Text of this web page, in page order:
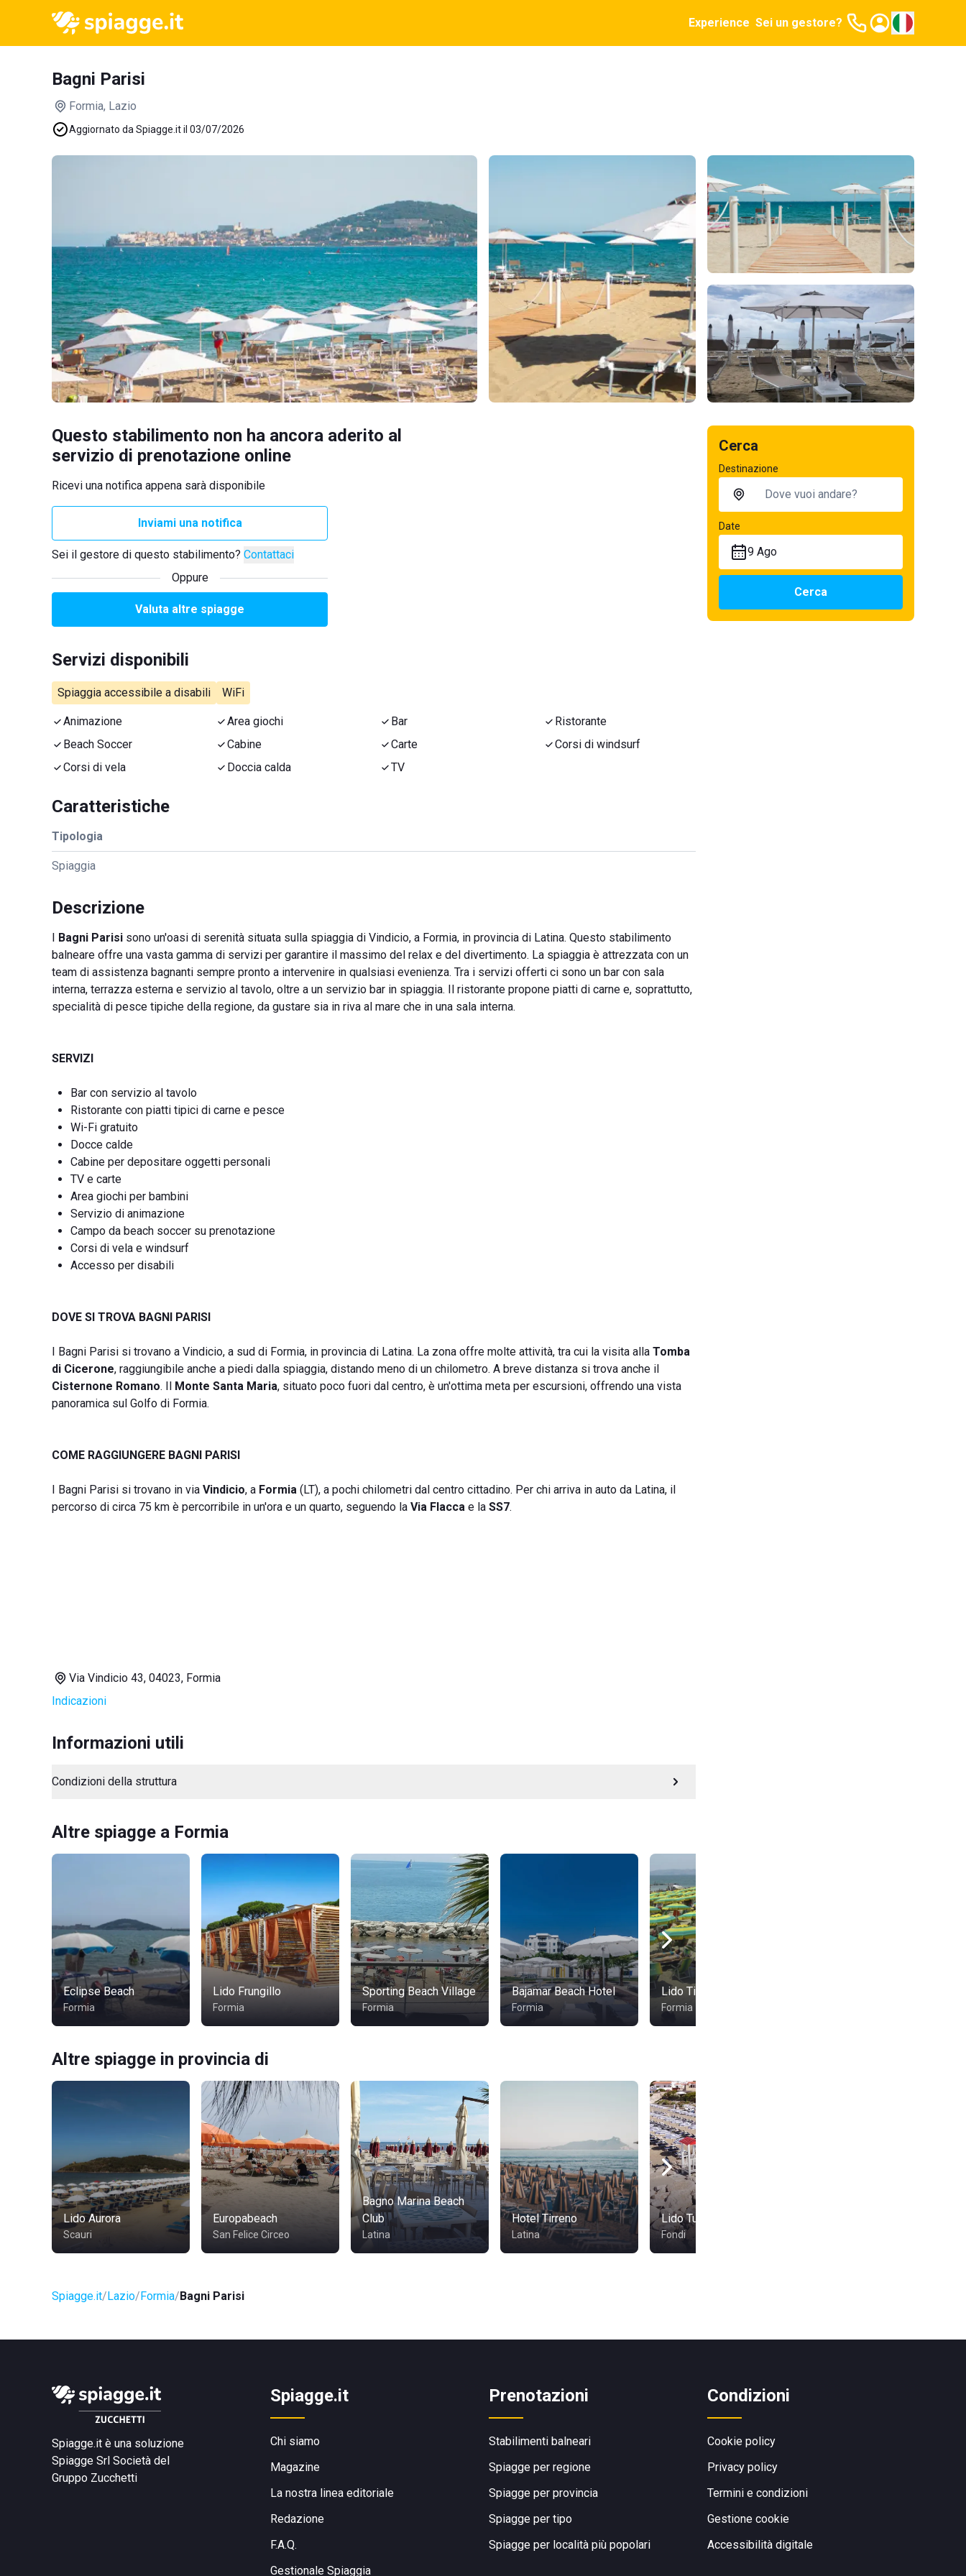
Experience Sei un gestore?
Bagni Parisi
Formia, Lazio
Aggiornato da Spiagge.it il 03/07/2026
Questo stabilimento non ha ancora aderito al
servizio di prenotazione online
Ricevi una notifica appena sarà disponibile
Inviami una notifica
Sei il gestore di questo stabilimento? Contattaci
Oppure
Valuta altre spiagge
Servizi disponibili
Spiaggia accessibile a disabili WiFi
Animazione Area giochi Bar
Ristorante
Beach Soccer
Cabine Carte
Corsi di windsurf
Corsi di vela
Doccia calda TV
Caratteristiche
Tipologia
Spiaggia
Descrizione
I Bagni Parisi sono un'oasi di serenità situata sulla spiaggia di Vindicio, a Formia, in provincia di Latina. Questo stabilimento
balneare offre una vasta gamma di servizi per garantire il massimo del relax e del divertimento. La spiaggia è attrezzata con un
team di assistenza bagnanti sempre pronto a intervenire in qualsiasi evenienza. Tra i servizi offerti ci sono un bar con sala
interna, terrazza esterna e servizio al tavolo, oltre a un servizio bar in spiaggia. Il ristorante propone piatti di carne e, soprattutto,
specialità di pesce tipiche della regione, da gustare sia in riva al mare che in una sala interna.
SERVIZI
Bar con servizio al tavolo
Ristorante con piatti tipici di carne e pesce
Wi-Fi gratuito
Docce calde
Cabine per depositare oggetti personali
TV e carte
Area giochi per bambini
Servizio di animazione
Campo da beach soccer su prenotazione
Corsi di vela e windsurf
Accesso per disabili
DOVE SI TROVA BAGNI PARISI
I Bagni Parisi si trovano a Vindicio, a sud di Formia, in provincia di Latina. La zona offre molte attività, tra cui la visita alla Tomba
di Cicerone, raggiungibile anche a piedi dalla spiaggia, distando meno di un chilometro. A breve distanza si trova anche il
Cisternone Romano. Il Monte Santa Maria, situato poco fuori dal centro, è un'ottima meta per escursioni, offrendo una vista
panoramica sul Golfo di Formia.
COME RAGGIUNGERE BAGNI PARISI
I Bagni Parisi si trovano in via Vindicio, a Formia (LT), a pochi chilometri dal centro cittadino. Per chi arriva in auto da Latina, il
percorso di circa 75 km è percorribile in un'ora e un quarto, seguendo la Via Flacca e la SS7.
Via Vindicio 43, 04023, Formia
Indicazioni
Informazioni utili
Condizioni della struttura
Altre spiagge a Formia
Eclipse Beach
Formia
Lido Frungillo
Formia
Sporting Beach Village
Formia
Bajamar Beach Hotel
Formia
Lido Tirreno
Formia
Altre spiagge in provincia di
Lido Aurora
Scauri
Europabeach
San Felice Circeo
Bagno Marina Beach
Club
Latina
Hotel Tirreno
Latina
Lido Tucano
Fondi
Spiagge.it Lazio Formia Bagni Parisi
Cerca
Destinazione
Date
9 Ago
Cerca
Spiagge.it è una soluzione
Spiagge Srl Società del
Gruppo Zucchetti
Spiagge.it
Chi siamo
Magazine
La nostra linea editoriale
Redazione
F.A.Q.
Gestionale Spiaggia
Prenotazioni
Stabilimenti balneari
Spiagge per regione
Spiagge per provincia
Spiagge per tipo
Spiagge per località più popolari
Condizioni
Cookie policy
Privacy policy
Termini e condizioni
Gestione cookie
Accessibilità digitale